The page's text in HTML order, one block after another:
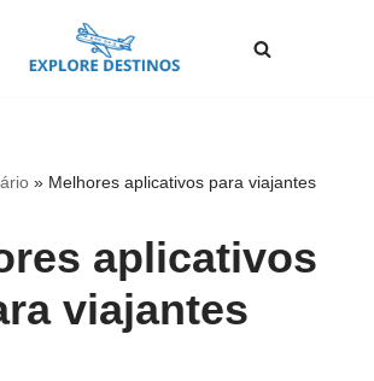
» Melhores aplicativos para viajantes
aplicativos
viajantes